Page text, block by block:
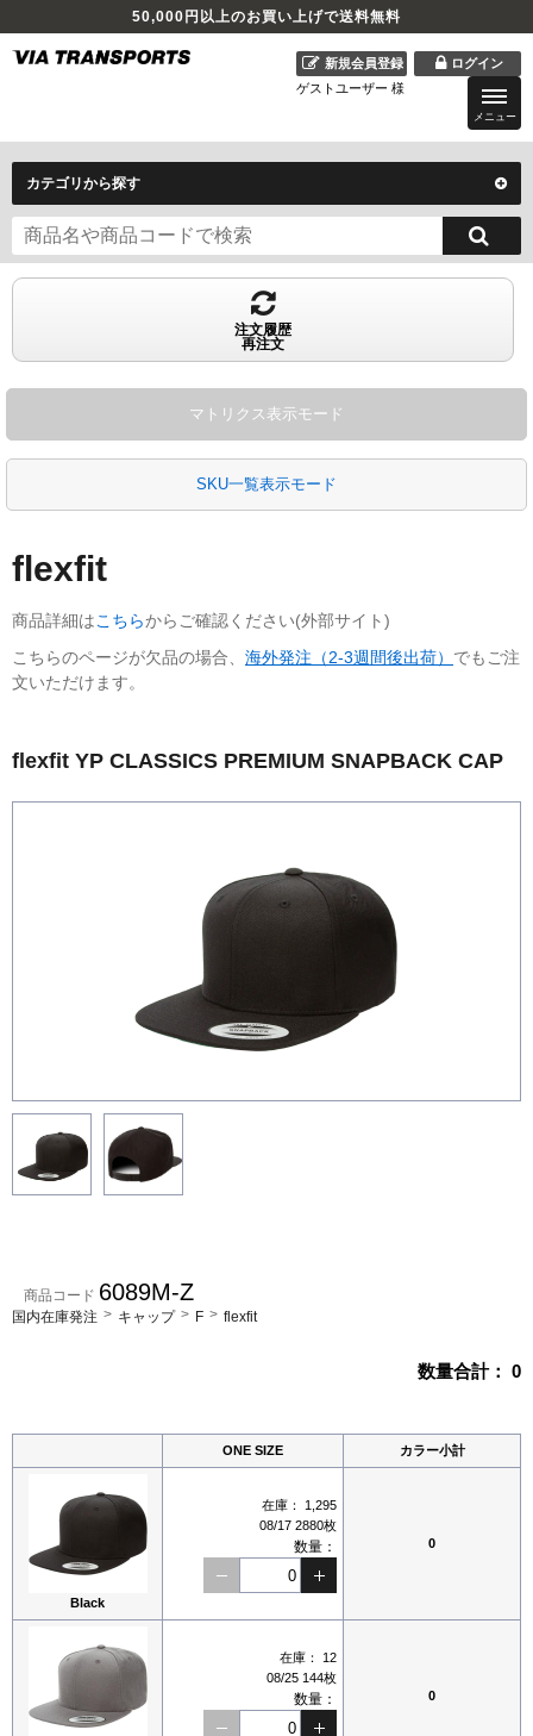
50,000 円以上のお買い上げで送料無料
新規会員登録
ログイン
ゲストユーザー 様
メニュー
カテゴリから探す
注文履歴
再注文
マトリクス表示モード
SKU一覧表示モード
flexfit
商品詳細はこちらからご確認ください(外部サイト)
こちらのページが欠品の場合、 海外発注（2-3週間後出荷） でもご注
文いただけます。
flexfit YP CLASSICS PREMIUM SNAPBACK CAP
商品コード 6089M-Z
国内在庫発注 キャップ F flexfit
数量合計： 0
ONE SIZE カラー小計
Black
在庫：
1,295
08/17 2880枚
数量： 0
在庫：
12
08/25 144枚
数量： 0